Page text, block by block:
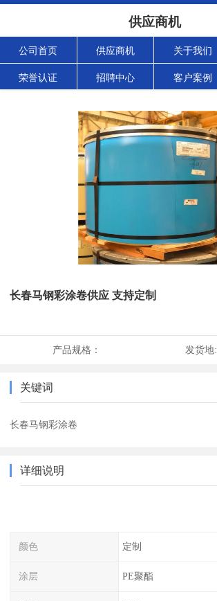
供应商机
公司首页 供应商机 关于我们
荣誉认证 招聘中心 客户案例
长春马钢彩涂卷供应 支持定制
产品规格： 发货地:
关键词
长春马钢彩涂卷
详细说明
颜色 定制
涂层 PE聚酯